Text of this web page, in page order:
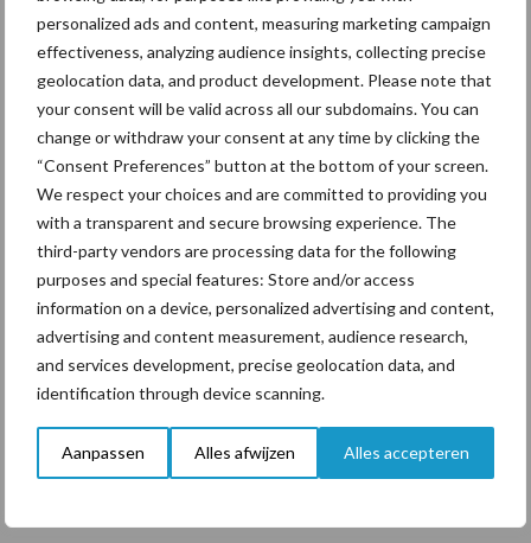
personalized ads and content, measuring marketing campaign
effectiveness, analyzing audience insights, collecting precise
geolocation data, and product development. Please note that
your consent will be valid across all our subdomains. You can
change or withdraw your consent at any time by clicking the
“Consent Preferences” button at the bottom of your screen.
We respect your choices and are committed to providing you
with a transparent and secure browsing experience. The
third-party vendors are processing data for the following
purposes and special features: Store and/or access
information on a device, personalized advertising and content,
advertising and content measurement, audience research,
and services development, precise geolocation data, and
identification through device scanning.
Aanpassen Alles afwijzen Alles accepteren
ForFarmers ziet volume en
marktaandeel groeien in
krimpende Nederlandse
markt
Themapagina's
Diergezondheid Bemesting Fokkerij
Mastitis Hittestress